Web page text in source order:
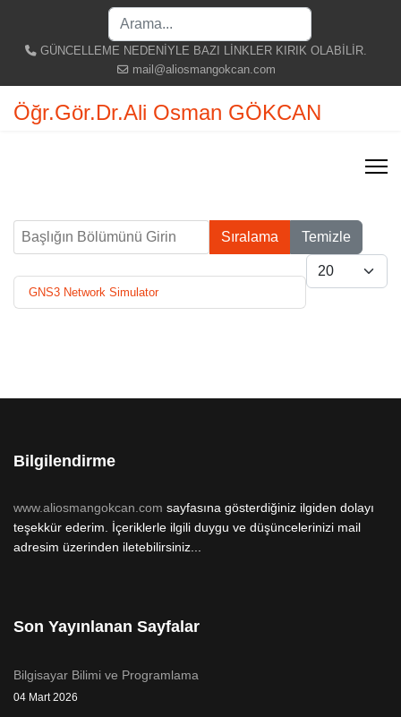
GÜNCELLEME NEDENİYLE BAZI LİNKLER KIRIK OLABİLİR.
mail@aliosmangokcan.com
Öğr.Gör.Dr.Ali Osman GÖKCAN
Başlığın Bölümünü Girin
Sıralama Temizle
Göster #
GNS3 Network Simulator
Bilgilendirme
www.aliosmangokcan.com sayfasına gösterdiğiniz ilgiden dolayı
teşekkür ederim. İçeriklerle ilgili duygu ve düşüncelerinizi mail
adresim üzerinden iletebilirsiniz...
Son Yayınlanan Sayfalar
Bilgisayar Bilimi ve Programlama
04 Mart 2026